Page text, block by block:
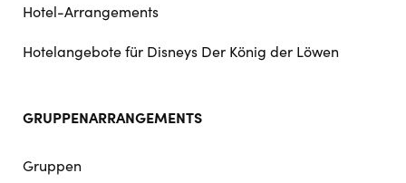
Hotel-Arrangements
Hotelangebote für Disneys Der König der Löwen
GRUPPENARRANGEMENTS
Gruppen